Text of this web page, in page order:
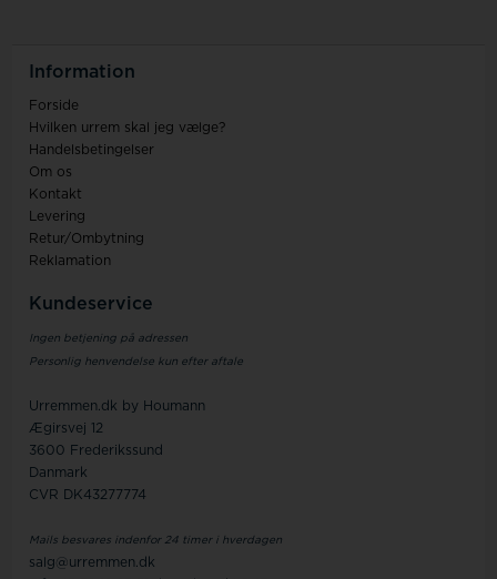
Information
Forside
Hvilken urrem skal jeg vælge?
Handelsbetingelser
Om os
Kontakt
Levering
Retur/Ombytning
Reklamation
Kundeservice
Ingen betjening på adressen
Personlig henvendelse kun efter aftale
Urremmen.dk by Houmann
Ægirsvej 12
3600 Frederikssund
Danmark
CVR DK43277774
Mails besvares indenfor 24 timer i hverdagen
salg@urremmen.dk